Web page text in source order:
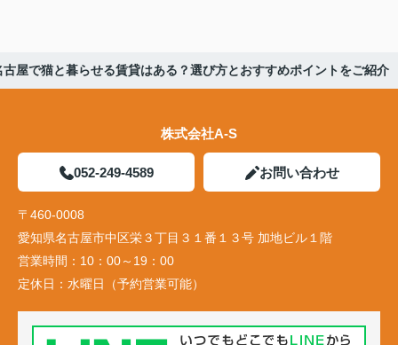
古屋で猫と暮らせる賃貸はある？選び方とおすすめポイントをご紹介
株式会社A-S
052-249-4589 お問い合わせ
〒460-0008
愛知県名古屋市中区栄３丁目３１番１３号 加地ビル１階
営業時間： 10：00～19：00
定休日： 水曜日（予約営業可能）